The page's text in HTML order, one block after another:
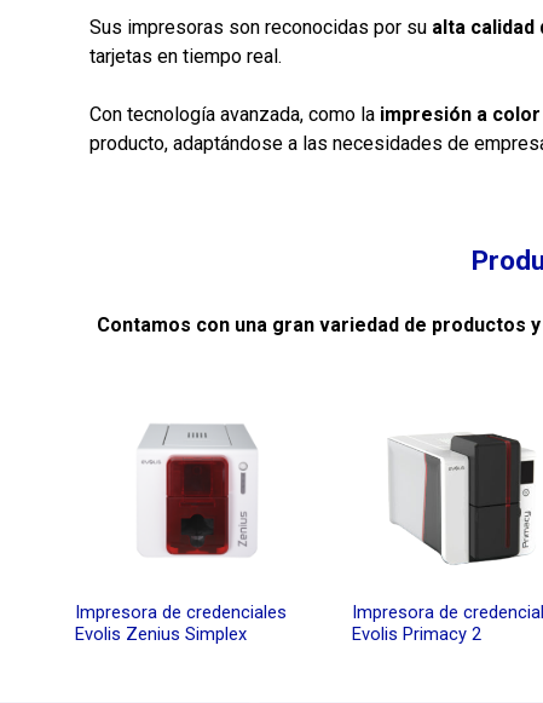
Sus impresoras son reconocidas por su alta calidad
tarjetas en tiempo real.
Con tecnología avanzada, como la impresión a color
producto, adaptándose a las necesidades de
Contamos con una gran variedad de productos
Impresora de credenciales
Evolis Zenius Simplex
Impresora de
Evolis Primacy 2